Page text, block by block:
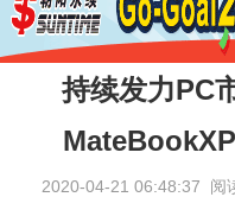
持续发力PC
2020-04-21 06:48:37 阅